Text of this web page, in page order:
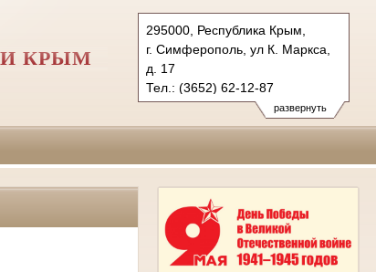
развернуть
295000, Республика Крым,
г. Симферополь, ул К. Маркса,
д. 17
Тел.: (3652) 62-12-87
simpheropolskiy.krm@sudrf.ru
КРЫМ